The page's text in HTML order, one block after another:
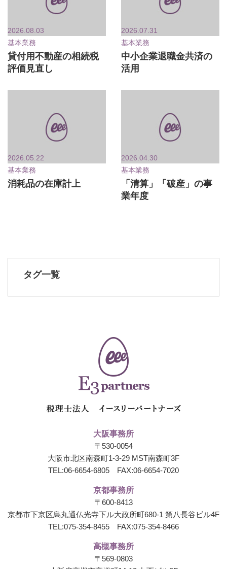
2026.08.03
基本業務
貸付用不動産の相続税
評価見直し
2026.07.31
基本業務
中小企業退職金共済の
活用
2026.05.22
基本業務
消耗品の在庫計上
2026.04.30
基本業務
「清算」「破産」の事
業年度
タグ一覧
大阪事務所
〒530-0054
大阪市北区南森町1-3-29 MST南森町3F
TEL:06-6654-6805 FAX:06-6654-7020
京都事務所
〒600-8413
京都市下京区烏丸通仏光寺下ル大政所町680-1 第八長谷ビル4F
TEL:075-354-8455 FAX:075-354-8466
高槻事務所
〒569-0803